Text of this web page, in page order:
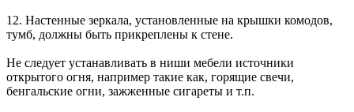
12. Настенные зеркала, установленные на крышки комодов,
тумб, должны быть прикреплены к стене.
Не следует устанавливать в ниши мебели источники
открытого огня, например такие как, горящие свечи,
бенгальские огни, зажженные сигареты и т.п.